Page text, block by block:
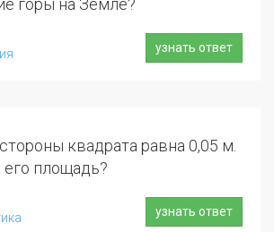
горы на Земле?
узнать ответ
квадрата равна 0,05 м.
его площадь?
узнать ответ